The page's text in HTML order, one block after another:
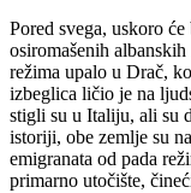
Pored svega, uskoro
osiromašenih
režima upalo u Drač,
izbeglica ličio je na
stigli su u Italiju, ali su
istoriji, obe zemlje su
emigranata od pada
primarno utočište,